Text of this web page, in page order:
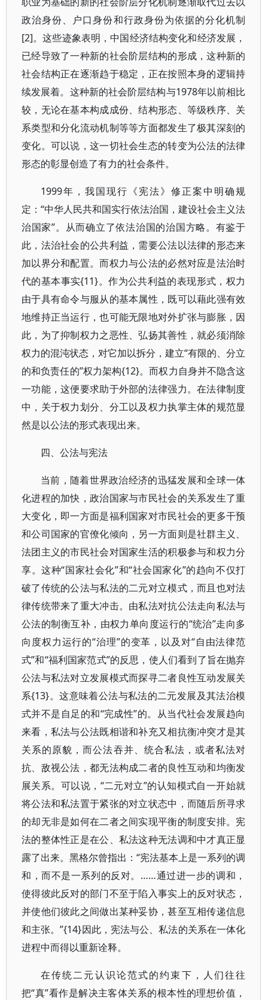
政治身份、户口身份和行政身份为依据的分化机制
[2]。这些迹象表明，中国经济结构变化和经济发展，
已经导致了一种新的社会阶层结构的形成，这种新的
社会结构正在逐渐趋于稳定，正在按照本身的逻辑持
续发展着。这种新的社会阶层结构与1978年以前相比
较，无论在基本构成成份、结构形态、等级秩序、关
系类型和分化流动机制等等方面都发生了极其深刻的
变化。可以说，这一切社会生态的转变为公法的法律
形态的彰显创造了有力的社会条件。
1999年，我国现行《宪法》修正案中明确规
定：“中华人民共和国实行依法治国，建设社会主义法
治国家”。从而确立了依法治国的治国方略。有鉴于
此，法治社会的公共利益，需要公法以法律的形态来
加以界分和配置。而权力与公法的必然对应是法治时
代的基本事实{11}。作为公共利益的表现形式，权力
由于具有命令与服从的基本属性，既可以藉此强有效
地维持正当运行，也可能无限地对外扩张与膨胀，因
此，为了抑制权力之恶性、弘扬其善性，就必须消除
权力的混沌状态，对它加以拆分，建立“有限的、分立
的和负责任的”权力架构{12}。而权力自身并不隐含这
一功能，这便要求助于外部的法律强力。在法律制度
中，关于权力划分、分工以及权力执掌主体的规范显
然是以公法的形式表现出来。
四、公法与宪法
当前，随着世界政治经济的迅猛发展和全球一体
化进程的加快，政治国家与市民社会的关系发生了重
大变化，即一方面是福利国家对市民社会的更多干预
和公司国家的官僚化倾向，另一方面则是社群主义、
法团主义的市民社会对国家生活的积极参与和权力分
享。这种“国家社会化”和“社会国家化”的趋向不仅打
破了传统的公法与私法的二元对立模式，而且也对法
律传统带来了重大冲击。由私法对抗公法走向私法与
公法的制衡互补，由权力单向度运行的“统治”走向多
向度权力运行的“治理”的变革，以及对“自由法律范
式”和“福利国家范式”的反思，使人们看到了旨在抛弃
公法与私法对立发展模式而探寻二者良性互动发展关
系{13}。这意味着公法与私法的二元发展及其法治模
式并不是自足的和“完成性”的。从当代社会发展趋向
来看，私法与公法既相谐和补充又相抗衡冲突才是其
关系的原貌，而公法吞并、统合私法，或者私法对
抗、敌视公法，都无法构成二者的良性互动和均衡发
展关系。可以说，“二元对立”的认知模式自一开始就
将公法和私法置于紧张的对立状态中，而随后所寻求
的却无非是如何在二者之间实现平衡的制度安排。宪
法的整体性正是在公、私法这种无法调和中才真正显
露了出来。黑格尔曾指出：“宪法基本上是一系列的调
和，而不是一系列的反对。……通过进一步的调和，
使得彼此反对的部门不至于陷入事实上的反对状态，
并使他们彼此之间做出某种妥协，甚至互相传递信息
和主张。”{14}因此，宪法与公、私法的关系在一体化
进程中而得以重新诠释。
在传统二元认识论范式的约束下，人们往往
把“真”看作是解决主客体关系的根本性的理想价值，